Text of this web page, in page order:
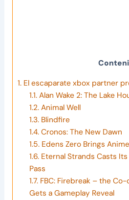
1. El escaparate xbox partner
1.1.Alan Wake 2: The Lake
1.2.Animal Well
1.3.Blindfire
1.4.Cronos: The New Dawn
1.5.Edens Zero Brings
1.6.Eternal Strands Casts
Pass
1.7.FBC: Firebreak – the
Gets a Gameplay Reveal